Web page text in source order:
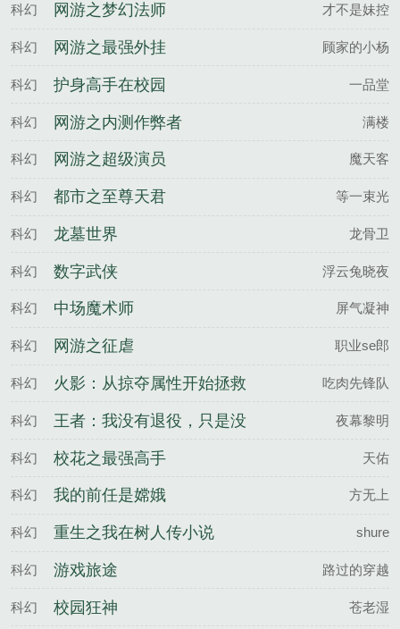
科幻 网游之梦幻法师 才不是妹控
科幻 网游之最强外挂 顾家的小杨
科幻 护身高手在校园 一品堂
科幻 网游之内测作弊者 满楼
科幻 网游之超级演员 魔天客
科幻 都市之至尊天君 等一束光
科幻 龙墓世界 龙骨卫
科幻 数字武侠 浮云兔晓夜
科幻 中场魔术师 屏气凝神
科幻 网游之征虐 职业se郎
科幻
火影：从掠夺属性开始拯救
宇智波
吃肉先锋队
科幻
王者：我没有退役，只是没
人要
夜幕黎明
科幻 校花之最强高手 天佑
科幻 我的前任是嫦娥 方无上
科幻 重生之我在树人传小说 shure
科幻 游戏旅途 路过的穿越
科幻 校园狂神 苍老湿